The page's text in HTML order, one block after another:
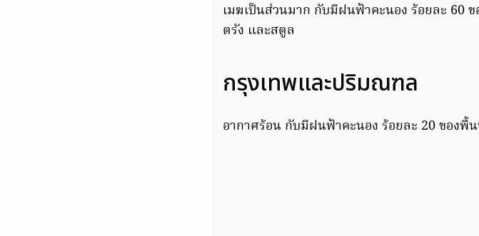
เมฆเป็นส่วนมาก กับมีฝนฟ้าคะนอง ร้อยละ 60
ตรัง และสตูล
กรุงเทพและปริมณฑล
อากาศร้อน กับมีฝนฟ้าคะนอง ร้อยละ 20 ของพื้